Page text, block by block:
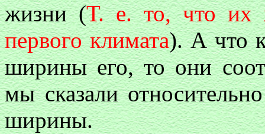
жизни (Т. е. то, что их
первого климата). А что
ширины его, то они
мы сказали
ширины.